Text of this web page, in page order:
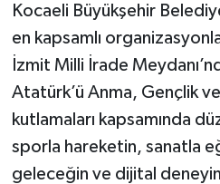
Kocaeli Büyükşehir
en kapsamlı
İzmit Milli İrade
Atatürk’ü Anma, Gençlik
kutlamaları kapsamında
sporla hareketin, sanatla
geleceğin ve dijital